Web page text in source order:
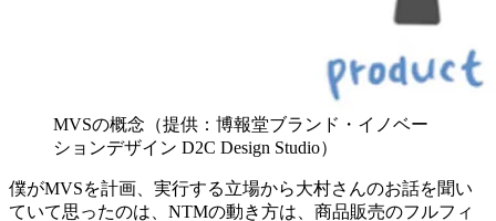
MVSの概念（提供：博報堂ブランド・イノベー
ションデザイン D2C Design Studio）
僕がMVSを計画、実行する立場から大村さんのお話を聞い
ていて思ったのは、NTMの動き方は、商品販売のフルフィ